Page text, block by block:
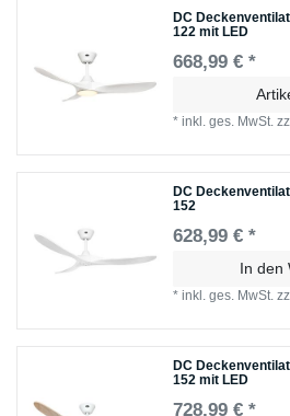
DC
122 mit LED
668,99 € *
*inkl. ges. MwSt.
DC
152
628,99 € *
In den
*inkl. ges. MwSt.
DC
152 mit LED
728,99 € *